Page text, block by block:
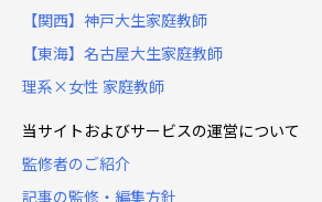
【関西】神戸大生家庭教師
【東海】名古屋大生家庭教師
理系×女性 家庭教師
当サイトおよびサービスの運営について
監修者のご紹介
記事の監修・編集方針